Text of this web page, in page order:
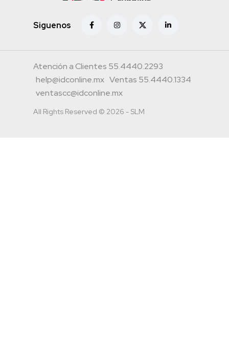
Siguenos
Atención a Clientes 55.4440.2293
help@idconline.mx Ventas 55.4440.1334
ventascc@idconline.mx
All Rights Reserved © 2026 - SLM